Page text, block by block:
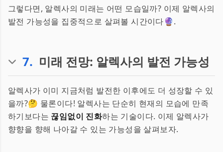
그렇다면, 알렉사의 미래는 어떤 모습일까? 이제 알렉사의
발전 가능성을 집중적으로 살펴볼 시간이다🔮.
7. 미래 전망: 알렉사의 발전 가능성
알렉사가 이미 지금처럼 발전한 이후에도 더 성장할 수 있
을까?🤔 물론이다! 알렉사는 단순히 현재의 모습에 만족
하기보다는 끊임없이 진화하는 기술이다. 이제 알렉사가
향향을 향해 나아갈 수 있는 가능성을 살펴보자.